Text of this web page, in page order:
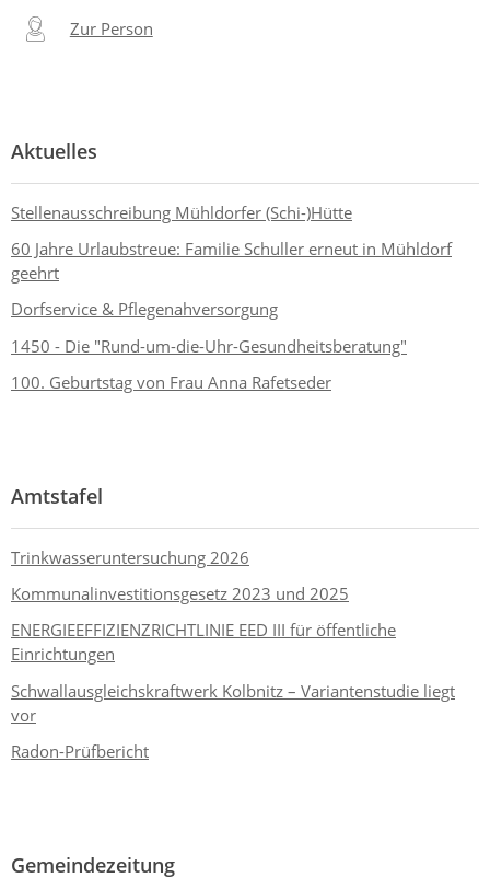
Zur Person
Aktuelles
Stellenausschreibung Mühldorfer (Schi-)Hütte
60 Jahre Urlaubstreue: Familie Schuller erneut in Mühldorf
geehrt
Dorfservice & Pflegenahversorgung
1450 - Die "Rund-um-die-Uhr-Gesundheitsberatung"
100. Geburtstag von Frau Anna Rafetseder
Amtstafel
Trinkwasseruntersuchung 2026
Kommunalinvestitionsgesetz 2023 und 2025
ENERGIEEFFIZIENZRICHTLINIE EED III für öffentliche
Einrichtungen
Schwallausgleichskraftwerk Kolbnitz – Variantenstudie liegt
vor
Radon-Prüfbericht
Gemeindezeitung